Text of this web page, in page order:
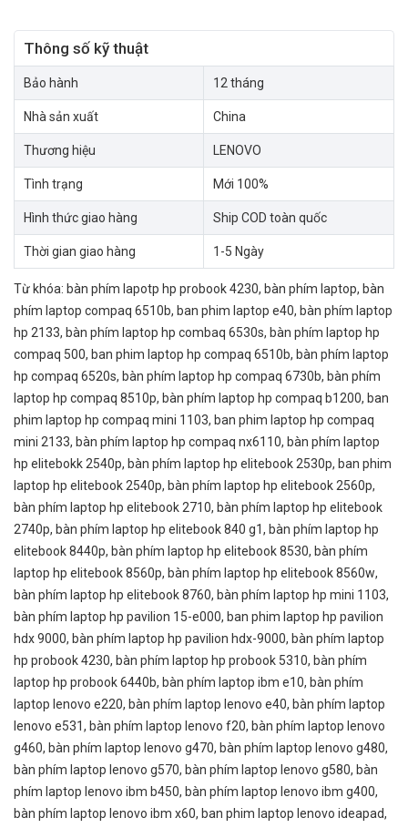
Thông số kỹ thuật
Bảo hành 12 tháng
Nhà sản xuất China
Thương hiệu LENOVO
Tình trạng Mới 100%
Hình thức giao hàng Ship COD toàn quốc
Thời gian giao hàng 1-5 Ngày
Từ khóa: bàn phím lapotp hp probook 4230, bàn phím laptop, bàn
phím laptop compaq 6510b, ban phim laptop e40, bàn phím laptop
hp 2133, bàn phím laptop hp combaq 6530s, bàn phím laptop hp
compaq 500, ban phim laptop hp compaq 6510b, bàn phím laptop
hp compaq 6520s, bàn phím laptop hp compaq 6730b, bàn phím
laptop hp compaq 8510p, bàn phím laptop hp compaq b1200, ban
phim laptop hp compaq mini 1103, ban phim laptop hp compaq
mini 2133, bàn phím laptop hp compaq nx6110, bàn phím laptop
hp elitebokk 2540p, bàn phím laptop hp elitebook 2530p, ban phim
laptop hp elitebook 2540p, bàn phím laptop hp elitebook 2560p,
bàn phím laptop hp elitebook 2710, bàn phím laptop hp elitebook
2740p, bàn phím laptop hp elitebook 840 g1, bàn phím laptop hp
elitebook 8440p, bàn phím laptop hp elitebook 8530, bàn phím
laptop hp elitebook 8560p, bàn phím laptop hp elitebook 8560w,
bàn phím laptop hp elitebook 8760, bàn phím laptop hp mini 1103,
bàn phím laptop hp pavilion 15-e000, ban phim laptop hp pavilion
hdx 9000, bàn phím laptop hp pavilion hdx-9000, bàn phím laptop
hp probook 4230, bàn phím laptop hp probook 5310, bàn phím
laptop hp probook 6440b, bàn phím laptop ibm e10, bàn phím
laptop lenovo e220, bàn phím laptop lenovo e40, bàn phím laptop
lenovo e531, bàn phím laptop lenovo f20, bàn phím laptop lenovo
g460, bàn phím laptop lenovo g470, bàn phím laptop lenovo g480,
bàn phím laptop lenovo g570, bàn phím laptop lenovo g580, bàn
phím laptop lenovo ibm b450, bàn phím laptop lenovo ibm g400,
bàn phím laptop lenovo ibm x60, ban phim laptop lenovo ideapad,